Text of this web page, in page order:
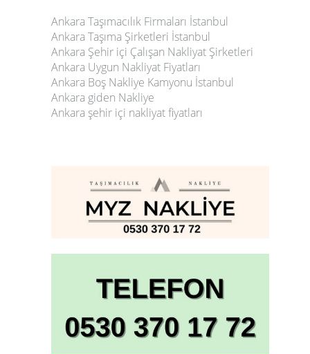
Ankara Taşımacılık Firmaları İstanbul
Ankara Taşıma Şirketleri İstanbul
Ankara Şehir içi Çalışan Nakliyat Şirketleri
Ankara Uygun Nakliyat Fiyatları
Ankara Boş Nakliye Kamyonu İstanbul
Ankara giden Nakliye
Ankara şehir içi nakliyat fiyatları